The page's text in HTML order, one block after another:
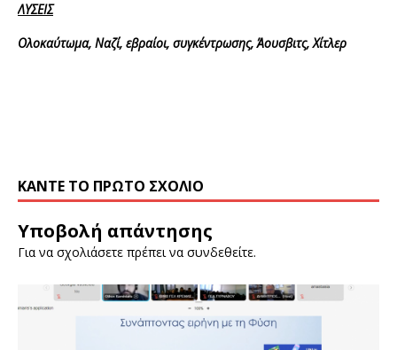
ΛΥΣΕΙΣ
Ολοκαύτωμα, Ναζί, εβραίοι, συγκέντρωσης, Άουσβιτς, Χίτλερ
ΚΆΝΤΕ ΤΟ ΠΡΏΤΟ ΣΧΌΛΙΟ
Υποβολή απάντησης
Για να σχολιάσετε πρέπει να συνδεθείτε.